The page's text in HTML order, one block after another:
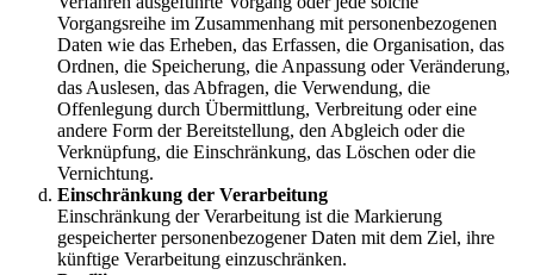
Vorgangsreihe im Zusammenhang mit personenbezogenen
Daten wie das Erheben, das Erfassen, die Organisation, das
Ordnen, die Speicherung, die Anpassung oder Veränderung,
das Auslesen, das Abfragen, die Verwendung, die
Offenlegung durch Übermittlung, Verbreitung oder eine
andere Form der Bereitstellung, den Abgleich oder die
Verknüpfung, die Einschränkung, das Löschen oder die
Vernichtung.
Einschränkung der Verarbeitung
Einschränkung der Verarbeitung ist die Markierung
gespeicherter personenbezogener Daten mit dem Ziel, ihre
künftige Verarbeitung einzuschränken.